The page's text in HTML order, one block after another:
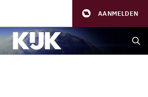
AANMELDEN